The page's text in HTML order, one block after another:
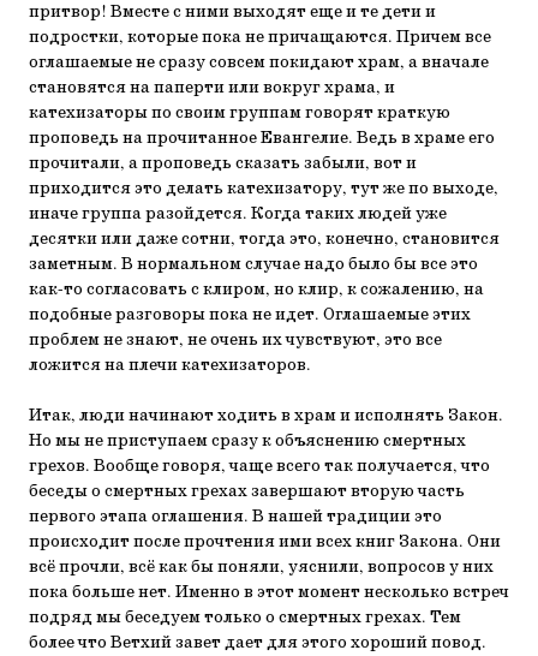
притвор! Вместе с ними выходят еще и те дети и
подростки, которые пока не причащаются. Причем все
оглашаемые не сразу совсем покидают храм, а вначале
становятся на паперти или вокруг храма, и
катехизаторы по своим группам говорят краткую
проповедь на прочитанное Евангелие. Ведь в храме его
прочитали, а проповедь сказать забыли, вот и
приходится это делать катехизатору, тут же по выходе,
иначе группа разойдется. Когда таких людей уже
десятки или даже сотни, тогда это, конечно, становится
заметным. В нормальном случае надо было бы все это
как-то согласовать с клиром, но клир, к сожалению, на
подобные разговоры пока не идет. Оглашаемые этих
проблем не знают, не очень их чувствуют, это все
ложится на плечи катехизаторов.
Итак, люди начинают ходить в храм и исполнять Закон.
Но мы не приступаем сразу к объяснению смертных
грехов. Вообще говоря, чаще всего так получается, что
беседы о смертных грехах завершают вторую часть
первого этапа оглашения. В нашей традиции это
происходит после прочтения ими всех книг Закона. Они
всё прочли, всё как бы поняли, уяснили, вопросов у них
пока больше нет. Именно в этот момент несколько встреч
подряд мы беседуем только о смертных грехах. Тем
более что Ветхий завет дает для этого хороший повод.